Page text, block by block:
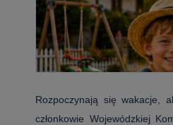
Rozpoczynają się wakacje,
członkowie Wojewódzkiej